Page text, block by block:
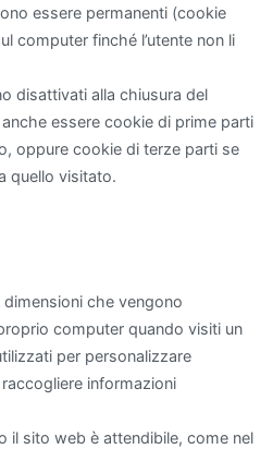
essere permanenti (cookie
computer finché l’utente non li
disattivati alla chiusura del
essere cookie di prime parti
oppure cookie di terze parti se
quello visitato.
che vengono
computer quando visiti un
per personalizzare
informazioni
il sito web è attendibile, come nel